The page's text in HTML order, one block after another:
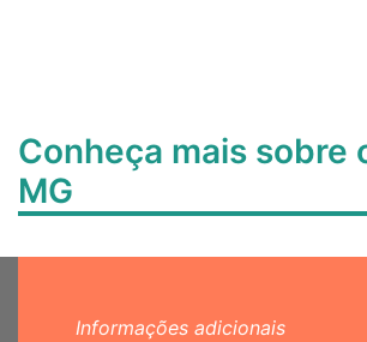
Conheça mais sobre
MG
Informações adicionais